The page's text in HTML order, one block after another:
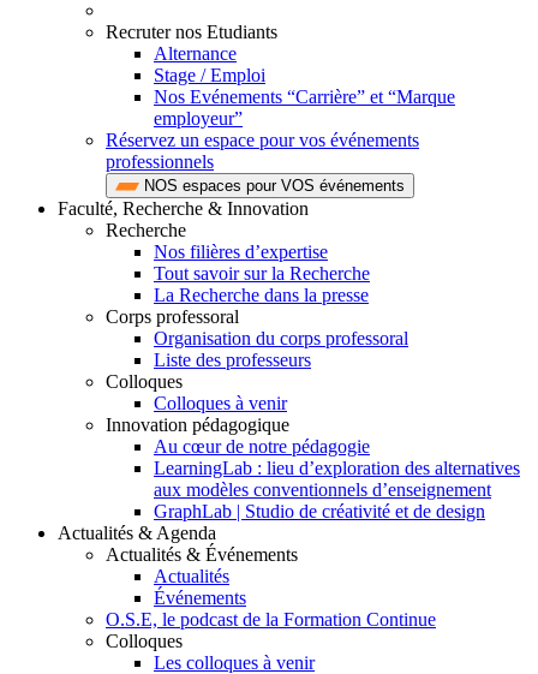
Recruter nos Etudiants
Alternance
Stage / Emploi
Nos Evénements “Carrière” et “Marque
employeur”
Réservez un espace pour vos événements
professionnels
NOS espaces pour VOS événements
Faculté, Recherche & Innovation
Recherche
Nos filières d’expertise
Tout savoir sur la Recherche
La Recherche dans la presse
Corps professoral
Organisation du corps professoral
Liste des professeurs
Colloques
Colloques à venir
Innovation pédagogique
Au cœur de notre pédagogie
LearningLab : lieu d’exploration des alternatives
aux modèles conventionnels d’enseignement
GraphLab | Studio de créativité et de design
Actualités & Agenda
Actualités & Événements
Actualités
Événements
O.S.E, le podcast de la Formation Continue
Colloques
Les colloques à venir